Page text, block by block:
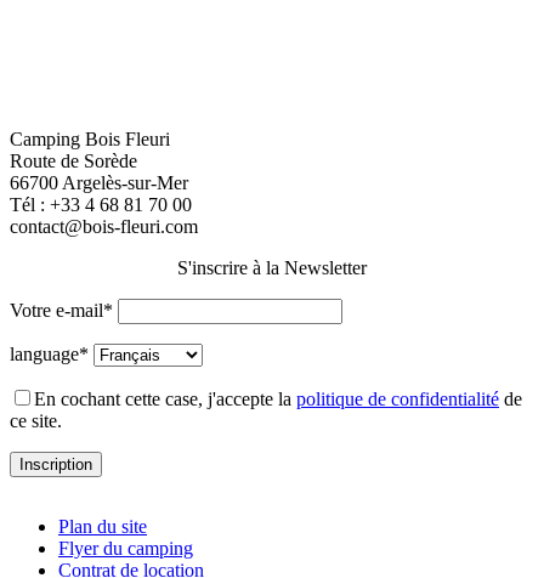
Camping Bois Fleuri
Route de Sorède
66700 Argelès-sur-Mer
Tél : +33 4 68 81 70 00
contact@bois-fleuri.com
S'inscrire à la Newsletter
Votre e-mail*
language*
En cochant cette case, j'accepte la politique de confidentialité de
ce site.
Plan du site
Flyer du camping
Contrat de location